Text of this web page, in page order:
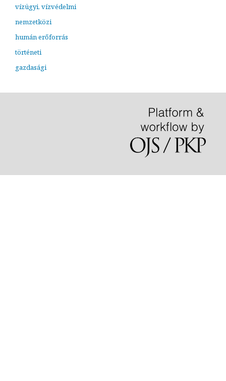
vízügyi, vízvédelmi
nemzetközi
humán erőforrás
történeti
gazdasági